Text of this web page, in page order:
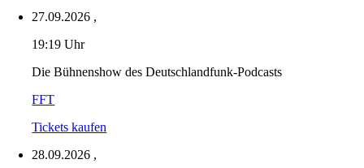
27.09.2026 ,
19:19 Uhr
Die Bühnenshow des Deutschlandfunk-Podcasts
FFT
Tickets kaufen
28.09.2026 ,